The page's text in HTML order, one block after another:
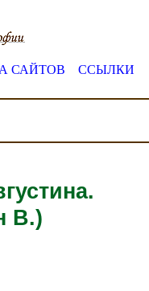
САЙТОВ
ССЫЛКИ
В.)